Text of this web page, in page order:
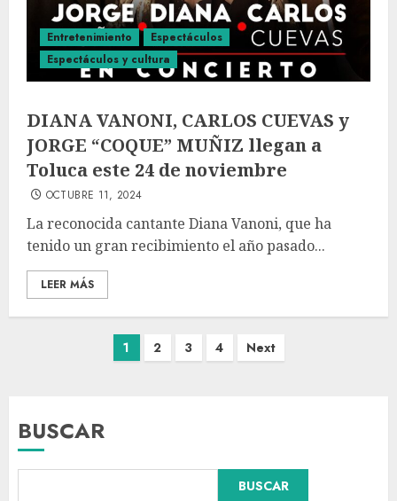
Entretenimiento
Espectáculos
Espectáculos y cultura
DIANA VANONI, CARLOS CUEVAS y
JORGE “COQUE” MUÑIZ llegan a
Toluca este 24 de noviembre
OCTUBRE 11, 2024
La reconocida cantante Diana Vanoni, que ha
tenido un gran recibimiento el año pasado...
LEER MÁS
1 2 3 4 Next
BUSCAR
BUSCAR
Dos demandas contra Bad